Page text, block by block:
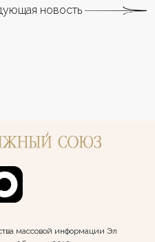
новость
массовой информации Эл